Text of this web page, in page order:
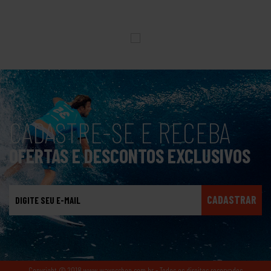
CADASTRE-SE E RECEBA
OFERTAS E DESCONTOS EXCLUSIVOS
CADASTRAR